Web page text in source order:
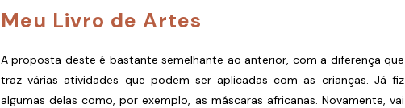
Meu Livro de Artes
A proposta deste é bastante semelhante ao anterior, com a diferença que
traz várias atividades que podem ser aplicadas com as crianças. Já fiz
algumas delas como, por exemplo, as máscaras africanas. Novamente, vai